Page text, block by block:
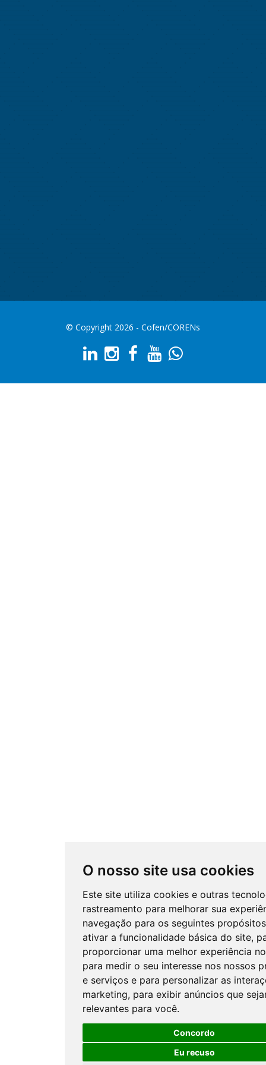
O nosso site usa cookies
Este site utiliza cookies e outras
rastreamento para melhorar sua
navegação para os seguintes
ativar a funcionalidade básica do site,
proporcionar uma melhor experiência
para medir o seu interesse nos nossos
e serviços e para personalizar as
marketing, para exibir anúncios que
relevantes para você.
Concordo
Eu recuso
© Copyright 2026 - Cofen/CORENs
O WhatsApp é o principal canal
de atendimento do Coren-DF.